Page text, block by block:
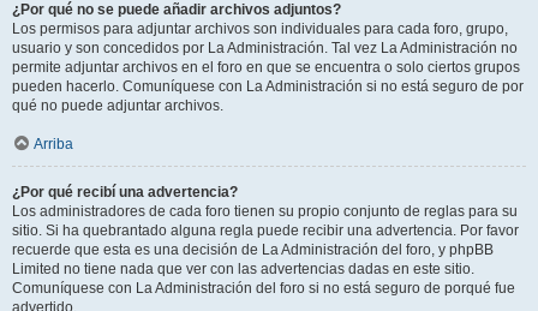
¿Por qué no se puede añadir archivos adjuntos?
Los permisos para adjuntar archivos son individuales para cada foro, grupo,
usuario y son concedidos por La Administración. Tal vez La Administración no
permite adjuntar archivos en el foro en que se encuentra o solo ciertos grupos
pueden hacerlo. Comuníquese con La Administración si no está seguro de por
qué no puede adjuntar archivos.
Arriba
¿Por qué recibí una advertencia?
Los administradores de cada foro tienen su propio conjunto de reglas para su
sitio. Si ha quebrantado alguna regla puede recibir una advertencia. Por favor
recuerde que esta es una decisión de La Administración del foro, y phpBB
Limited no tiene nada que ver con las advertencias dadas en este sitio.
Comuníquese con La Administración del foro si no está seguro de porqué fue
advertido.